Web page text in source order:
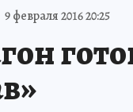
НА СЕБЕ
9 февраля 2016 20:25